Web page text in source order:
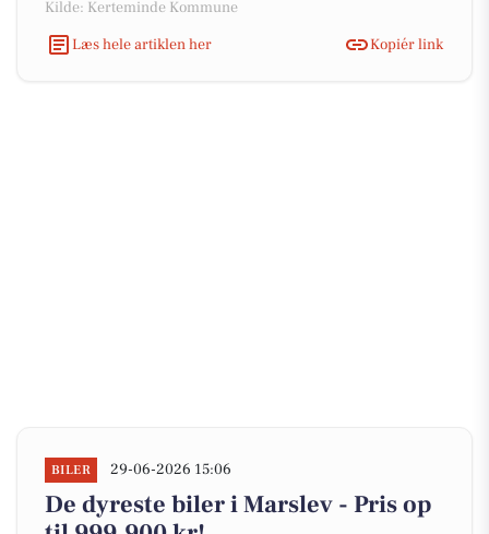
Kilde: Kerteminde Kommune
Læs hele artiklen her
Kopiér link
BILER 29-06-2026 15:06
De dyreste biler i Marslev - Pris op